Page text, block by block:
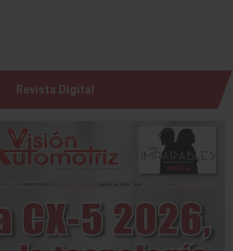
Revista Digital